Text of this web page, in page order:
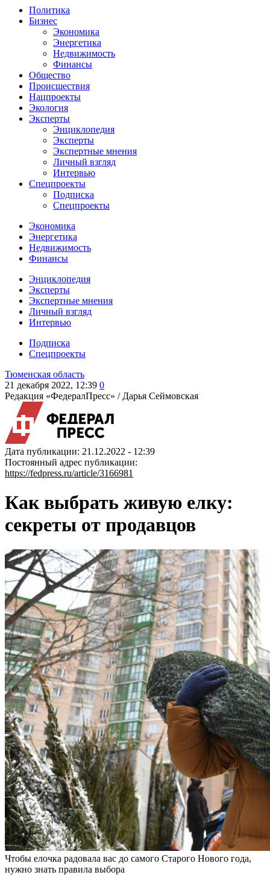
Политика
Бизнес
Экономика
Энергетика
Недвижимость
Финансы
Общество
Происшествия
Нацпроекты
Экология
Эксперты
Энциклопедия
Эксперты
Экспертные мнения
Личный взгляд
Интервью
Спецпроекты
Подписка
Спецпроекты
Экономика
Энергетика
Недвижимость
Финансы
Энциклопедия
Эксперты
Экспертные мнения
Личный взгляд
Интервью
Подписка
Спецпроекты
Тюменская область
21 декабря 2022, 12:39 0
Редакция «ФедералПресс» / Дарья Сеймовская
Дата публикации: 21.12.2022 - 12:39
Постоянный адрес публикации:
https://fedpress.ru/article/3166981
Как выбрать живую елку:
секреты от продавцов
Чтобы елочка радовала вас до самого Старого Нового года,
нужно знать правила выбора